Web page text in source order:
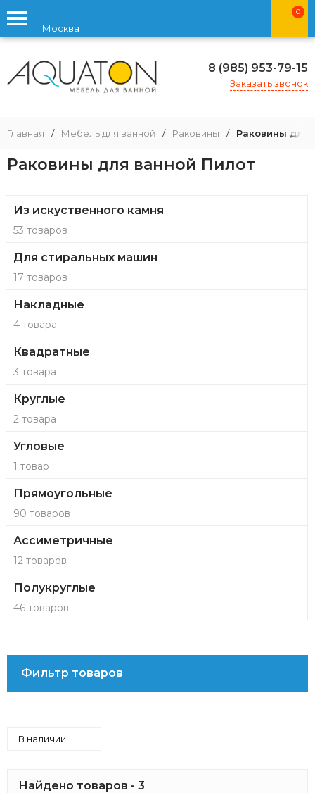
Москва
0
8 (985) 953-79-15
Заказать звонок
Главная / Мебель для ванной / Раковины / Раковины для
Раковины для ванной Пилот
Из искуственного камня
53 товаров
Для стиральных машин
17 товаров
Накладные
4 товара
Квадратные
3 товара
Круглые
2 товара
Угловые
1 товар
Прямоугольные
90 товаров
Ассиметричные
12 товаров
Полукруглые
46 товаров
Фильтр товаров
В наличии
Найдено товаров - 3